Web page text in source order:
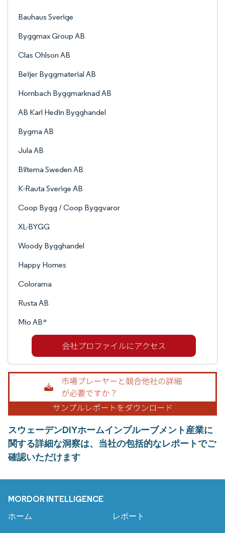
Bauhaus Sverige
Byggmax Group AB
Clas Ohlson AB
Beijer Byggmaterial AB
Hornbach Byggmarknad AB
AB Karl Hedin Bygghandel
Bygma AB
Jula AB
Biltema Sweden AB
K-Rauta Sverige AB
Coop Bygg / Coop Byggvaror
XL-BYGG
Woody Bygghandel
Happy Homes
Colorama
Rusta AB
Mio AB*
スウェーデンDIYホームインプルーブメント産業に
関する詳細な洞察は、当社の包括的なレポートでご
確認いただけます
MORDOR INTELLIGENCE
ホーム レポート